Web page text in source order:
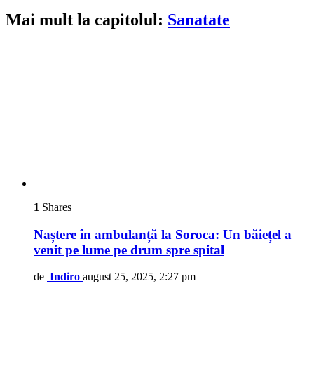
Mai mult la capitolul: Sanatate
1 Shares
Naștere în ambulanță la Soroca: Un băiețel a
venit pe lume pe drum spre spital
de Indiro august 25, 2025, 2:27 pm